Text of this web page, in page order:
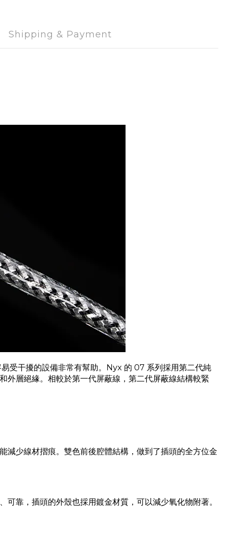
Shipping & Payment
受干擾的設備非常有幫助。Nyx 的 07 系列採用第二代純
外層絕緣。相較於第一代屏蔽線，第二代屏蔽線結構較緊
少線材摺痕。雙色前後腔體結構，做到了插頭的全方位金
靠，插頭的外殼也採用鍍金材質，可以減少氧化物附著。